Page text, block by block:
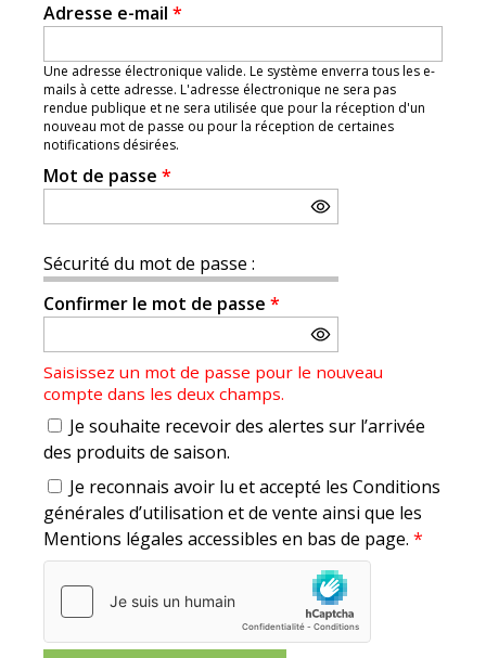
Adresse e-mail *
Une adresse électronique valide. Le système enverra tous les e-
mails à cette adresse. L'adresse électronique ne sera pas
rendue publique et ne sera utilisée que pour la réception d'un
nouveau mot de passe ou pour la réception de certaines
notifications désirées.
Mot de passe *
Sécurité du mot de passe :
Confirmer le mot de passe *
Saisissez un mot de passe pour le nouveau
compte dans les deux champs.
Je souhaite recevoir des alertes sur l’arrivée
des produits de saison.
Je reconnais avoir lu et accepté les Conditions
générales d’utilisation et de vente ainsi que les
Mentions légales accessibles en bas de page. *